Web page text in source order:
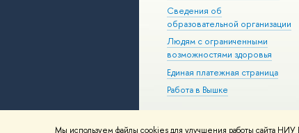
Мы используем файлы cookies для улучшения работы сайта
Сведения об
образовательной организации
Людям с ограниченными
возможностями здоровья
Единая платежная страница
Работа в Вышке
© НИУ ВШЭ 1993–2026 Адреса